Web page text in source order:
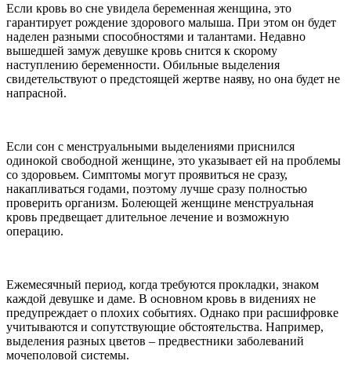
Если кровь во сне увидела беременная женщина, это
гарантирует рождение здорового малыша. При этом он будет
наделен разными способностями и талантами. Недавно
вышедшей замуж девушке кровь снится к скорому
наступлению беременности. Обильные выделения
свидетельствуют о предстоящей жертве наяву, но она будет не
напрасной.
Если сон с менструальными выделениями приснился
одинокой свободной женщине, это указывает ей на проблемы
со здоровьем. Симптомы могут проявиться не сразу,
накапливаться годами, поэтому лучше сразу полностью
проверить организм. Болеющей женщине менструальная
кровь предвещает длительное лечение и возможную
операцию.
Ежемесячный период, когда требуются прокладки, знаком
каждой девушке и даме. В основном кровь в видениях не
предупреждает о плохих событиях. Однако при расшифровке
учитываются и сопутствующие обстоятельства. Например,
выделения разных цветов – предвестники заболеваний
мочеполовой системы.